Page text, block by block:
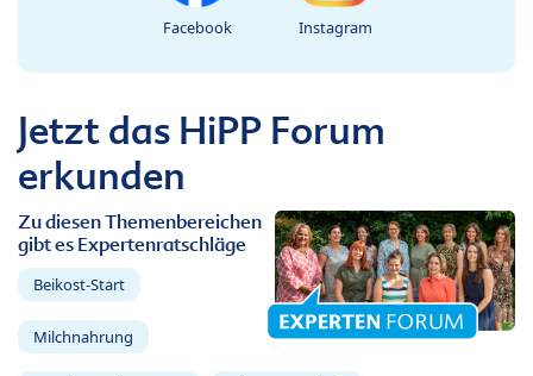
Facebook Instagram
Jetzt das HiPP Forum
erkunden
Zu diesen Themenbereichen
gibt es Expertenratschläge
Beikost-Start
Milchnahrung